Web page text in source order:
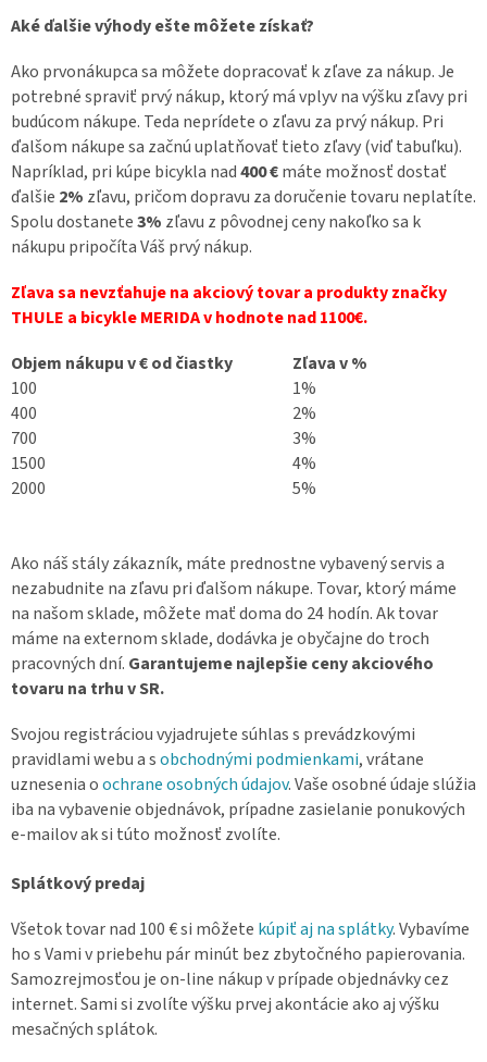
Aké ďalšie výhody ešte môžete získať?
Ako prvonákupca sa môžete dopracovať k zľave za nákup. Je
potrebné spraviť prvý nákup, ktorý má vplyv na výšku zľavy pri
budúcom nákupe. Teda neprídete o zľavu za prvý nákup. Pri
ďalšom nákupe sa začnú uplatňovať tieto zľavy (viď tabuľku).
Napríklad, pri kúpe bicykla nad400€máte možnosť dostať
ďalšie 2% zľavu, pričom dopravu za doručenie tovaru neplatíte.
Spolu dostanete3% zľavu z pôvodnej ceny nakoľko sa k
nákupu pripočíta Váš prvý nákup.
Zľava sa nevzťahuje na akciový tovar a produkty značky
THULE a bicykle MERIDA v hodnote nad 1100€.
Objem nákupu v € od čiastky
Zľava v %
100
1%
400
2%
700
3%
1500
4%
2000
5%
Ako náš stály zákazník, máte prednostne vybavený servis a
nezabudnite na zľavu pri ďalšom nákupe. Tovar, ktorý máme
na našom sklade, môžete mať doma do 24 hodín. Ak tovar
máme na externom sklade, dodávka je obyčajne do troch
pracovných dní. Garantujeme najlepšie ceny akciového
tovaru na trhu v SR.
Svojou registráciou vyjadrujete súhlas s prevádzkovými
pravidlami webu a sobchodnými podmienkami, vrátane
uznesenia oochrane osobných údajov. Vaše osobné údaje slúžia
iba na vybavenie objednávok, prípadne zasielanie ponukových
e-mailov ak si túto možnosť zvolíte.
Splátkový predaj
Všetok tovar nad 100 € si môžete kúpiť aj na splátky. Vybavíme
ho s Vami v priebehu pár minút bez zbytočného papierovania.
Samozrejmosťou je on-line nákup v prípade objednávky cez
internet. Sami si zvolíte výšku prvej akontácie ako aj výšku
mesačných splátok.